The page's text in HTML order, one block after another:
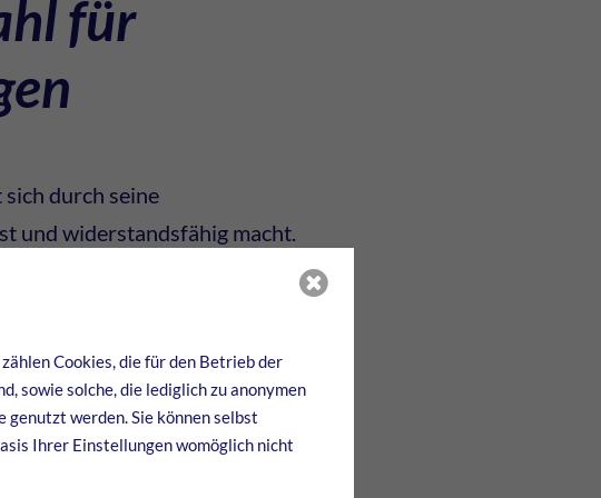
für
durch seine
und widerstandsfähig macht.
und Dehnbarkeit im
und EN-GJS-600-3 (GGG60)
Cookies, die für den Betrieb der
sowie solche, die lediglich zu anonymen
werden. Sie können selbst
Ihrer Einstellungen womöglich nicht